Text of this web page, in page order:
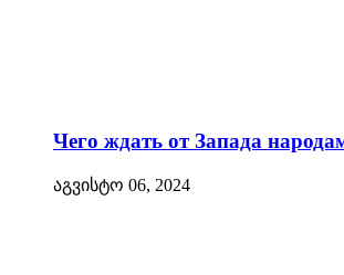
Чего ждать от Запада
აგვისტო 06, 2024